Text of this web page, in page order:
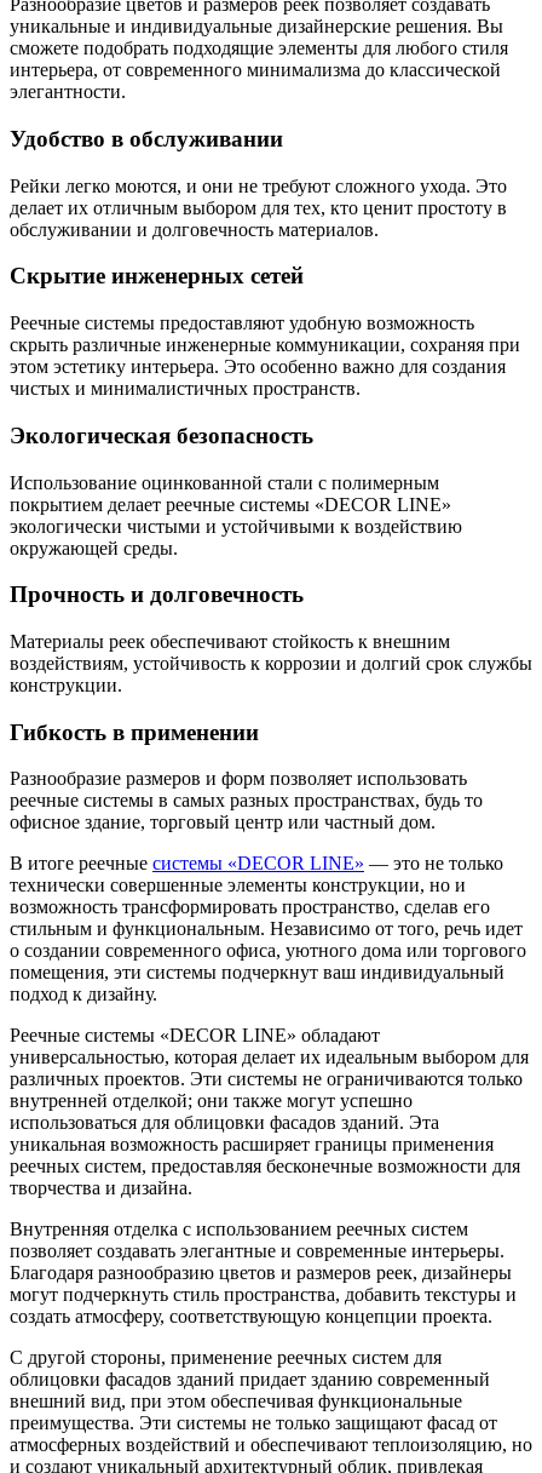
Разнообразие цветов и размеров реек позволяет создавать
уникальные и индивидуальные дизайнерские решения. Вы
сможете подобрать подходящие элементы для любого стиля
интерьера, от современного минимализма до классической
элегантности.
Удобство в обслуживании
Рейки легко моются, и они не требуют сложного ухода. Это
делает их отличным выбором для тех, кто ценит простоту в
обслуживании и долговечность материалов.
Скрытие инженерных сетей
Реечные системы предоставляют удобную возможность
скрыть различные инженерные коммуникации, сохраняя при
этом эстетику интерьера. Это особенно важно для создания
чистых и минималистичных пространств.
Экологическая безопасность
Использование оцинкованной стали с полимерным
покрытием делает реечные системы «DECOR LINE»
экологически чистыми и устойчивыми к воздействию
окружающей среды.
Прочность и долговечность
Материалы реек обеспечивают стойкость к внешним
воздействиям, устойчивость к коррозии и долгий срок службы
конструкции.
Гибкость в применении
Разнообразие размеров и форм позволяет использовать
реечные системы в самых разных пространствах, будь то
офисное здание, торговый центр или частный дом.
В итоге реечные системы «DECOR LINE» — это не только
технически совершенные элементы конструкции, но и
возможность трансформировать пространство, сделав его
стильным и функциональным. Независимо от того, речь идет
о создании современного офиса, уютного дома или торгового
помещения, эти системы подчеркнут ваш индивидуальный
подход к дизайну.
Реечные системы «DECOR LINE» обладают
универсальностью, которая делает их идеальным выбором для
различных проектов. Эти системы не ограничиваются только
внутренней отделкой; они также могут успешно
использоваться для облицовки фасадов зданий. Эта
уникальная возможность расширяет границы применения
реечных систем, предоставляя бесконечные возможности для
творчества и дизайна.
Внутренняя отделка с использованием реечных систем
позволяет создавать элегантные и современные интерьеры.
Благодаря разнообразию цветов и размеров реек, дизайнеры
могут подчеркнуть стиль пространства, добавить текстуры и
создать атмосферу, соответствующую концепции проекта.
С другой стороны, применение реечных систем для
облицовки фасадов зданий придает зданию современный
внешний вид, при этом обеспечивая функциональные
преимущества. Эти системы не только защищают фасад от
атмосферных воздействий и обеспечивают теплоизоляцию, но
и создают уникальный архитектурный облик, привлекая